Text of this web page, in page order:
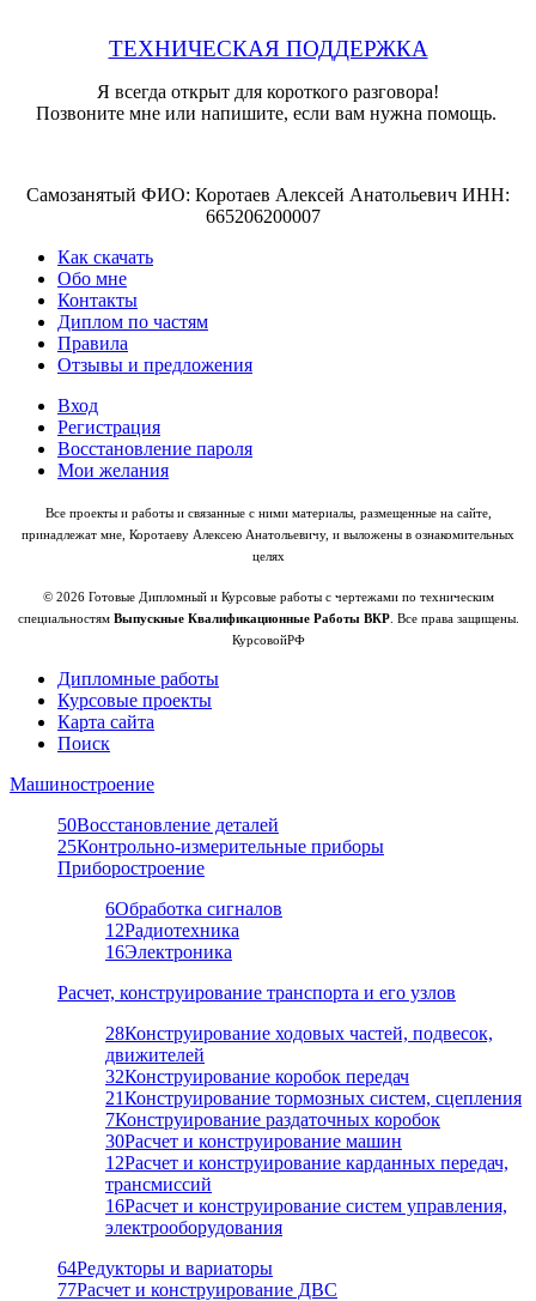
ТЕХНИЧЕСКАЯ ПОДДЕРЖКА
Я всегда открыт для короткого разговора!
Позвоните мне или напишите, если вам нужна помощь.
Самозанятый ФИО: Коротаев Алексей Анатольевич ИНН:
665206200007
Как скачать
Обо мне
Контакты
Диплом по частям
Правила
Отзывы и предложения
Вход
Регистрация
Восстановление пароля
Мои желания
Все проекты и работы и связанные с ними материалы, размещенные на сайте,
принадлежат мне, Коротаеву Алексею Анатольевичу, и выложены в ознакомительных
целях
© 2026 Готовые Дипломный и Курсовые работы с чертежами по техническим
специальностям Выпускные Квалификационные Работы ВКР. Все права защищены.
КурсовойРФ
Дипломные работы
Курсовые проекты
Карта сайта
Поиск
Машиностроение
50Восстановление деталей
25Контрольно-измерительные приборы
Приборостроение
6Обработка сигналов
12Радиотехника
16Электроника
Расчет, конструирование транспорта и его узлов
28Конструирование ходовых частей, подвесок,
движителей
32Конструирование коробок передач
21Конструирование тормозных систем, сцепления
7Конструирование раздаточных коробок
30Расчет и конструирование машин
12Расчет и конструирование карданных передач,
трансмиссий
16Расчет и конструирование систем управления,
электрооборудования
64Редукторы и вариаторы
77Расчет и конструирование ДВС